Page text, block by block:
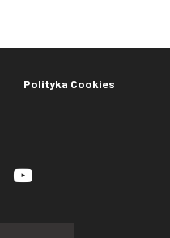
Polityka Cookies